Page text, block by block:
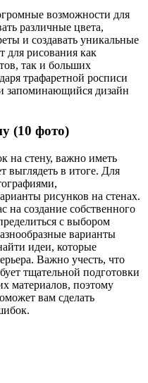
возможности для
различные цвета,
и создавать уникальные
для рисования как
так и больших
трафаретной росписи
запоминающийся дизайн
(10 фото)
на стену, важно иметь
выглядеть в итоге. Для
рисунков на стенах.
на создание собственного
с выбором
варианты
идеи, которые
Важно учесть, что
тщательной подготовки
материалов, поэтому
вам сделать